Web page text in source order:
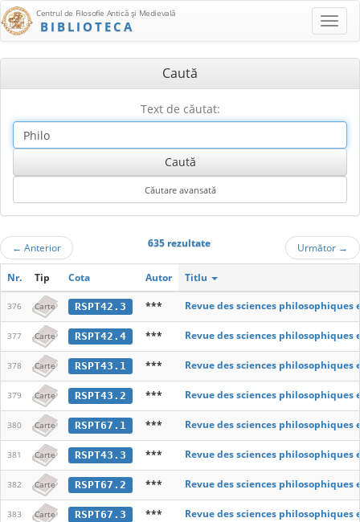
Centrul de Filosofie Antică şi Medievală
BIBLIOTECA
Caută
Text de căutat:
← Anterior 635 rezultate Următor →
Nr. Tip Cota Autor Titlu
376 Carte RSPT42.3 *** Revue des sciences philosophiques
377 Carte RSPT42.4 *** Revue des sciences philosophiques
378 Carte RSPT43.1 *** Revue des sciences philosophiques
379 Carte RSPT43.2 *** Revue des sciences philosophiques
380 Carte RSPT67.1 *** Revue des sciences philosophiques
381 Carte RSPT43.3 *** Revue des sciences philosophiques
382 Carte RSPT67.2 *** Revue des sciences philosophiques
383 Carte RSPT67.3 *** Revue des sciences philosophiques